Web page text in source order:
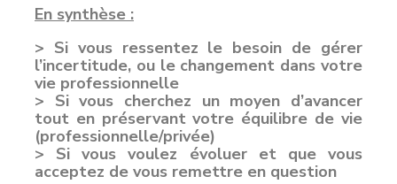
En synthèse :
> Si vous ressentez le besoin de gérer
l’incertitude, ou le changement dans votre
vie professionnelle
> Si vous cherchez un moyen d’avancer
tout en préservant votre équilibre de vie
(professionnelle/privée)
> Si vous voulez évoluer et que vous
acceptez de vous remettre en question